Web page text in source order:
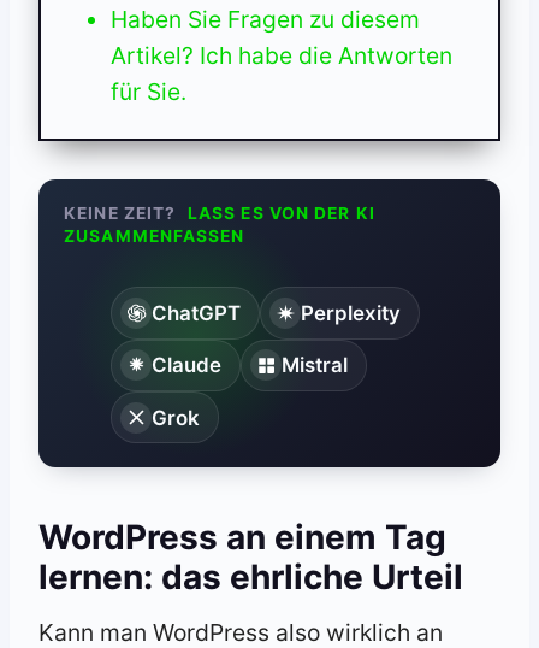
Haben Sie Fragen zu diesem
Artikel? Ich habe die Antworten
für Sie.
KEINE ZEIT?
LASS ES VON DER KI
ZUSAMMENFASSEN
ChatGPT Perplexity
Claude Mistral
Grok
WordPress an einem Tag
lernen: das ehrliche Urteil
Kann man WordPress also wirklich an